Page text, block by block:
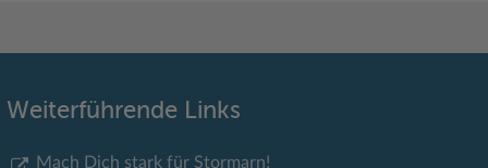
Weiterführende Links
Mach Dich stark für Stormarn!